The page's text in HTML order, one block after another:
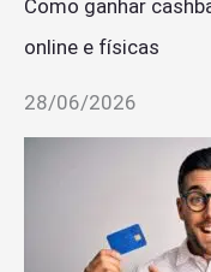
Como ganhar
online e físicas
28/06/2026